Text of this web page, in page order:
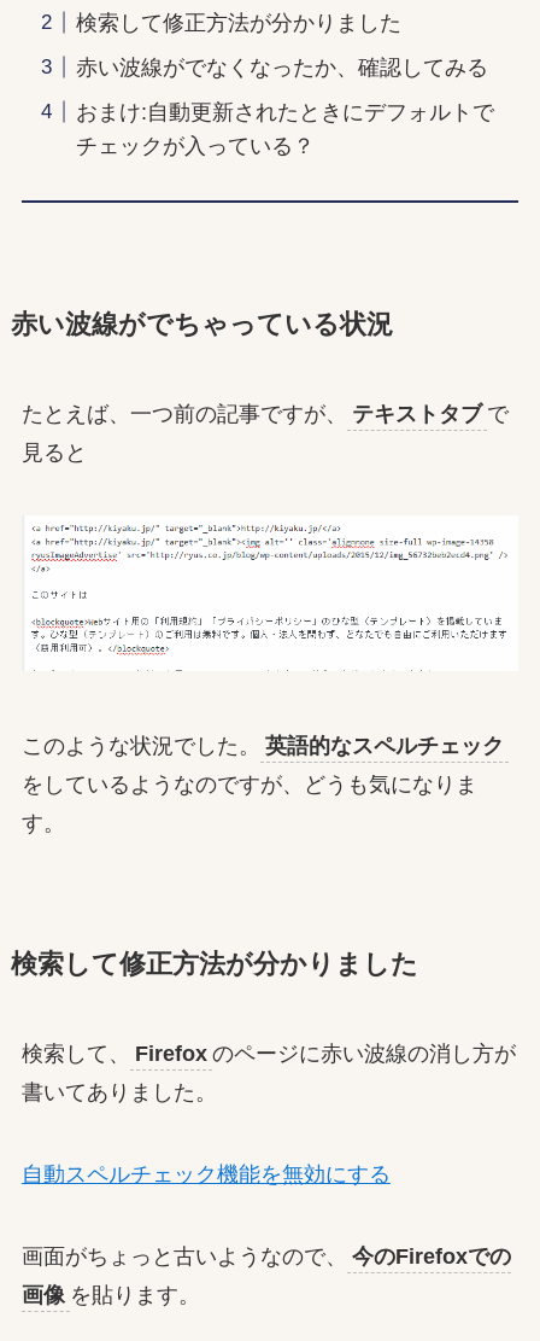
検索して修正方法が分かりました
赤い波線がでなくなったか、確認してみる
おまけ:自動更新されたときにデフォルトで
チェックが入っている？
赤い波線がでちゃっている状況
たとえば、一つ前の記事ですが、 テキストタブ で
見ると
このような状況でした。
英語的なスペルチェック
をしているようなのですが、どうも気になりま
す。
検索して修正方法が分かりました
検索して、 Firefox のページに赤い波線の消し方が
書いてありました。
自動スペルチェック機能を無効にする
画面がちょっと古いようなので、
今のFirefoxでの
画像 を貼ります。